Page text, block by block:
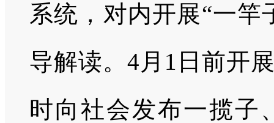
系统，对内开展“一竿
导解读。4月1日前开
时向社会发布一揽子